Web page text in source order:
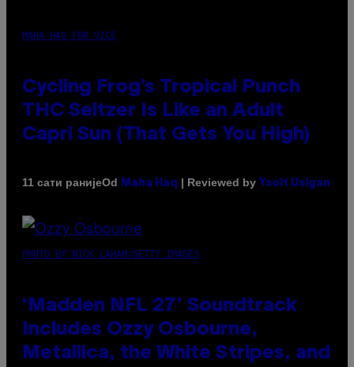
MAHA HAQ FOR VICE
Cycling Frog’s Tropical Punch
THC Seltzer Is Like an Adult
Capri Sun (That Gets You High)
11 сати ранијеOd Maha Haq | Reviewed by Ysolt Usigan
PHOTO BY NICK LAHAM/GETTY IMAGES
‘Madden NFL 27’ Soundtrack
Includes Ozzy Osbourne,
Metallica, the White Stripes, and